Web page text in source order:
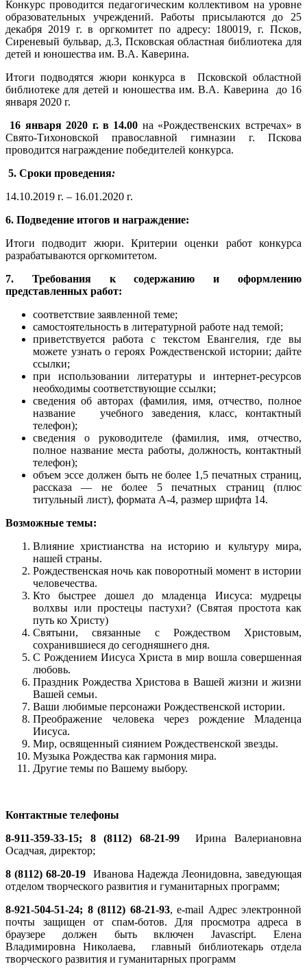
Конкурс проводится педагогическим коллективом на уровне
образовательных учреждений. Работы присылаются до 25
декабря 2019 г. в оргкомитет по адресу: 180019, г. Псков,
Сиреневый бульвар, д.3, Псковская областная библиотека для
детей и юношества им. В.А. Каверина.
Итоги подводятся жюри конкурса в Псковской областной
библиотеке для детей и юношества им. В.А. Каверина до 16
января 2020 г.
16 января 2020 г. в 14.00 на «Рождественских встречах» в
Свято-Тихоновской православной гимназии г. Пскова
проводится награждение победителей конкурса.
5. Сроки проведения:
14.10.2019 г. – 16.01.2020 г.
6. Подведение итогов и награждение:
Итоги подводит жюри. Критерии оценки работ конкурса
разрабатываются оргкомитетом.
7. Требования ксодержанию и оформлению
представленных работ:
соответствие заявленной теме;
самостоятельность в литературной работе над темой;
приветствуется работа с текстом Евангелия, где вы
можете узнать о героях Рождественской истории; дайте
ссылки;
при использовании литературы и интернет-ресурсов
необходимы соответствующие ссылки;
сведения об авторах (фамилия, имя, отчество, полное
название учебного заведения, класс, контактный
телефон);
сведения о руководителе (фамилия, имя, отчество,
полное название места работы, должность, контактный
телефон);
объем эссе должен быть не более 1,5 печатных страниц,
рассказа — не более 5 печатных страниц (плюс
титульный лист), формата А-4, размер шрифта 14.
Возможные темы:
Влияние христианства на историю и культуру мира,
нашей страны.
Рождественская ночь как поворотный момент в истории
человечества.
Кто быстрее дошел до младенца Иисуса: мудрецы
волхвы или простецы пастухи? (Святая простота как
путь ко Христу)
Святыни, связанные с Рождеством Христовым,
сохранившиеся до сегодняшнего дня.
С Рождением Иисуса Христа в мир вошла совершенная
любовь.
Праздник Рождества Христова в Вашей жизни и жизни
Вашей семьи.
Ваши любимые персонажи Рождественской истории.
Преображение человека через рождение Младенца
Иисуса.
Мир, освященный сиянием Рождественской звезды.
Музыка Рождества как гармония мира.
Другие темы по Вашему выбору.
Контактные телефоны
8-911-359-33-15; 8 (8112) 68-21-99 Ирина Валериановна
Осадчая, директор;
8 (8112) 68-20-19 Иванова Надежда Леонидовна, заведующая
отделом творческого развития и гуманитарных программ;
8-921-504-51-24; 8 (8112) 68-21-93, e-mail Адрес электронной
почты защищен от спам-ботов. Для просмотра адреса в
браузере должен быть включен Javascript. Елена
Владимировна Николаева, главный библиотекарь отдела
творческого развития и гуманитарных программ